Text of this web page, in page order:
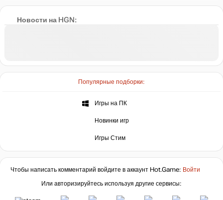
Новости на HGN:
Популярные подборки:
Игры на ПК
Новинки игр
Игры Стим
Чтобы написать комментарий войдите в аккаунт Hot.Game: Войти
Или авторизируйтесь используя другие сервисы: